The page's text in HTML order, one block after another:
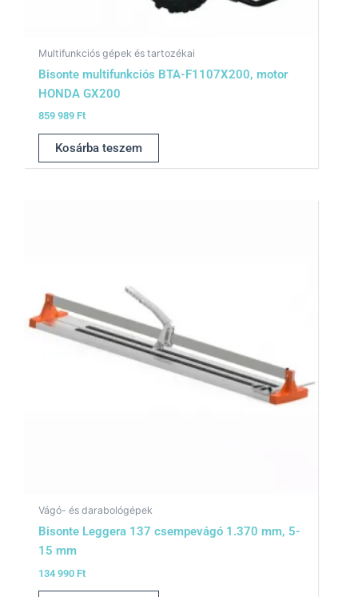
Multifunkciós gépek és tartozékai
Bisonte multifunkciós BTA-F1107X200, motor
HONDA GX200
859 989 Ft
Kosárba teszem
Vágó- és darabológépek
Bisonte Leggera 137 csempevágó 1.370 mm, 5-
15 mm
134 990 Ft